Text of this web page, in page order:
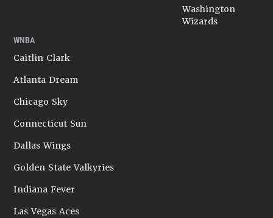
Washington
Wizards
WNBA
Caitlin Clark
Atlanta Dream
Chicago Sky
Connecticut Sun
Dallas Wings
Golden State Valkyries
Indiana Fever
Las Vegas Aces